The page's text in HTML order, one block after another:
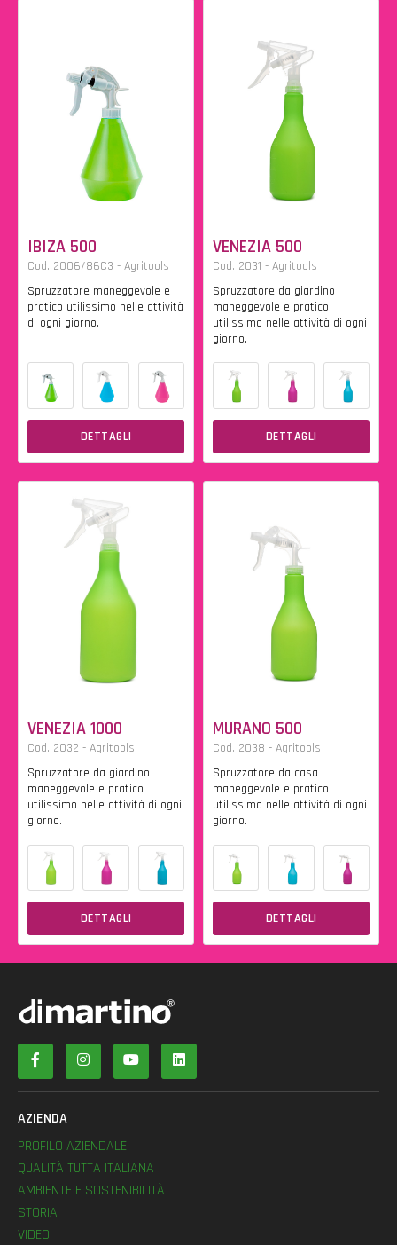
IBIZA 500
Cod. 2006/86C3 - Agritools
Spruzzatore maneggevole e
pratico utilissimo nelle attività
di ogni giorno.
DETTAGLI
VENEZIA 500
Cod. 2031 - Agritools
Spruzzatore da giardino
maneggevole e pratico
utilissimo nelle attività di ogni
giorno.
DETTAGLI
VENEZIA 1000
Cod. 2032 - Agritools
Spruzzatore da giardino
maneggevole e pratico
utilissimo nelle attività di ogni
giorno.
DETTAGLI
MURANO 500
Cod. 2038 - Agritools
Spruzzatore da casa
maneggevole e pratico
utilissimo nelle attività di ogni
giorno.
DETTAGLI
AZIENDA
PROFILO AZIENDALE
QUALITÀ TUTTA ITALIANA
AMBIENTE E SOSTENIBILITÀ
STORIA
VIDEO